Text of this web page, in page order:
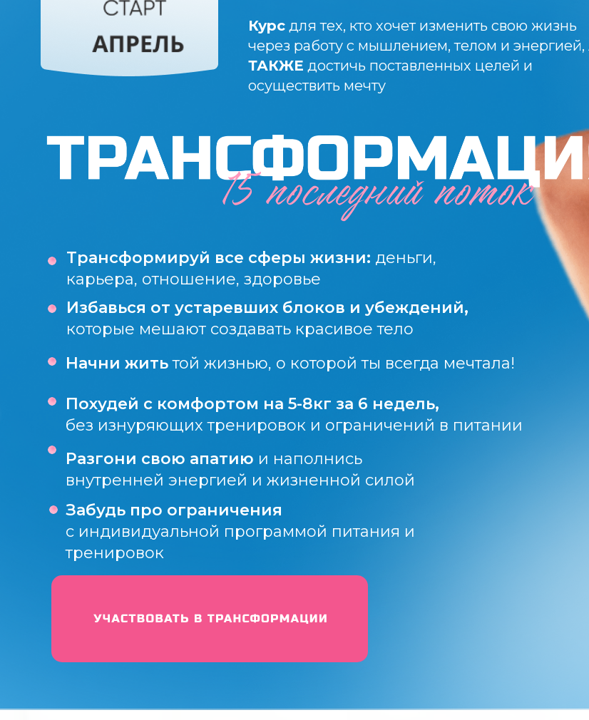
Курс для тех, кто хочет изменить свою жизнь
через работу с мышлением, телом и энергией,
ТАКЖЕ достичь поставленных целей и
осуществить мечту
Начни житьтой жизнью, о которой ты всегда мечтала!
Разгони свою апатию и наполнись
внутренней энергией и жизненной силой
Забудь про ограничения
с индивидуальной программой питания и
тренировок
Избавься от устаревших блоков и убеждений,
которые мешают создавать красивое тело
Похудей с комфортом на 5-8кг за 6 недель,
без изнуряющих тренировок и ограничений в питании
Трансформируй все сферы жизни: деньги,
карьера, отношение, здоровье